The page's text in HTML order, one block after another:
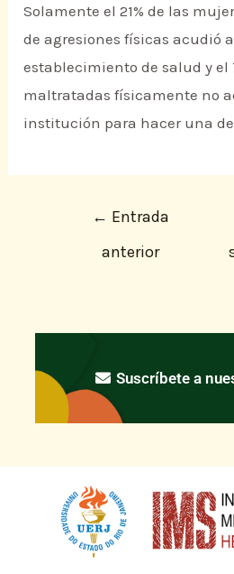
Solamente el 21% de las
de agresiones físicas acudió
establecimiento de salud y el
maltratadas físicamente no
institución para hacer una
← Entrada
anterior
Suscríbete a